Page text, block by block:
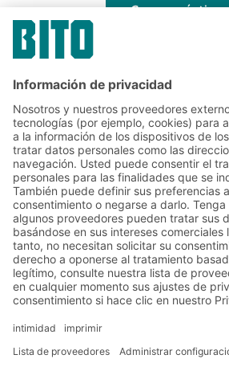
Casos prácticos
Proyectos BITO
sector de
Soluciones
Soluciones intralogísticas
Cajas y contenedores